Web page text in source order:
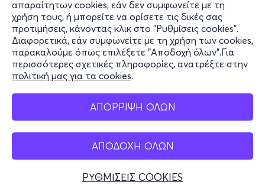
απαραίτητων cookies, εάν δεν συμφωνείτε με τη
χρήση τους, ή μπορείτε να ορίσετε τις δικές σας
προτιμήσεις, κάνοντας κλικ στο "Ρυθμίσεις cookies".
Διαφορετικά, εάν συμφωνείτε με τη χρήση των cookies,
παρακαλούμε όπως επιλέξετε "Αποδοχή όλων".Για
περισσότερες σχετικές πληροφορίες, ανατρέξτε στην
πολιτική μας για τα cookies.
ΑΠΟΡΡΙΨΗ ΟΛΩΝ
ΑΠΟΔΟΧΗ ΟΛΩΝ
ΡΥΘΜΙΣΕΙΣ COOKIES